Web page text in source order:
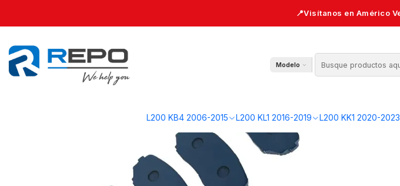
Modelo
L200 KB4 2006-2015 L200 KL1 2016-2019 L200 KK1 2020-2023
Pastillas de Freno DAKAR 2020-2023 | Japonés — L200 KK1